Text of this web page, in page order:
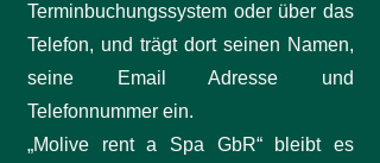
Terminbuchungssystem oder über das
Telefon, und trägt dort seinen Namen,
seine Email Adresse und
Telefonnummer ein.
„Molive rent a Spa GbR“ bleibt es